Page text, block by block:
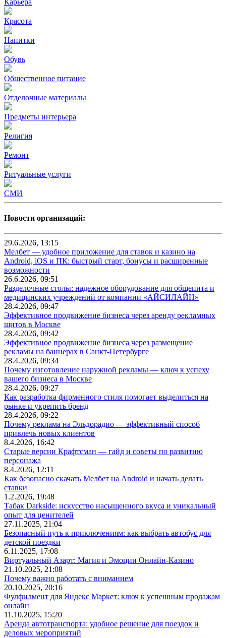
Красота
Напитки
Обувь
Общественное питание
Отделочные материалы
Предметы интерьера
Религия
Ремонт
Ритуальные услуги
СМИ
Новости организаций:
29.6.2026, 13:15
Мелбет — удобное приложение для ставок и казино на
Android, iOS и ПК: быстрый старт, бонусы и расширенные
возможности
26.6.2026, 09:51
Разделочные столы: надежное оборудование для общепита и
медицинских учреждений от компании «АЙСИЛАЙН»
28.4.2026, 09:47
Эффективное продвижение бизнеса через аренду рекламных
щитов в Москве
28.4.2026, 09:42
Эффективное продвижение бизнеса через размещение
рекламы на баннерах в Санкт-Петербурге
28.4.2026, 09:34
Почему изготовление наружной рекламы — ключ к успеху
вашего бизнеса в Москве
28.4.2026, 09:27
Как разработка фирменного стиля помогает выделиться на
рынке и укрепить бренд
28.4.2026, 09:22
Почему реклама на Эльдорадио — эффективный способ
привлечь новых клиентов
8.4.2026, 16:42
Старые версии Крафтсман — гайд и советы по развитию
персонажа
8.4.2026, 12:11
Как безопасно скачать Мелбет на Android и начать делать
ставки
1.2.2026, 19:48
Табак Darkside: искусство насыщенного вкуса и уникальный
опыт для ценителей
27.11.2025, 21:04
Безопасный путь к приключениям: как выбрать автобус для
детской поездки
6.11.2025, 17:08
Виртуальный Азарт: Магия и Эмоции Онлайн-Казино
21.10.2025, 21:08
Почему важно работать с вниманием
20.10.2025, 20:16
Фулфилмент для Яндекс Маркет: ключ к успешным продажам
онлайн
11.10.2025, 15:20
Аренда автотранспорта: удобное решение для поездок и
деловых мероприятий